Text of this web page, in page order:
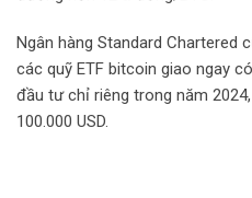
Ngân hàng Standard Chartered
các quỹ ETF bitcoin giao ngay
đầu tư chỉ riêng trong năm
100.000 USD.